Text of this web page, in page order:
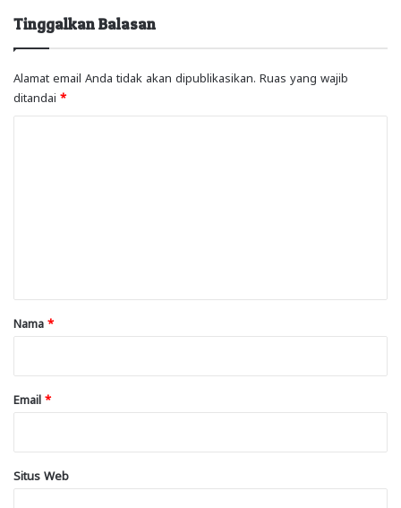
Tinggalkan Balasan
Alamat email Anda tidak akan dipublikasikan. Ruas yang wajib
ditandai *
rNama *
Email *
Situs Web